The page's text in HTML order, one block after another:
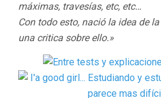
máximas, travesías, etc, etc…
Con todo esto, nació la idea de
una critica sobre ello.»